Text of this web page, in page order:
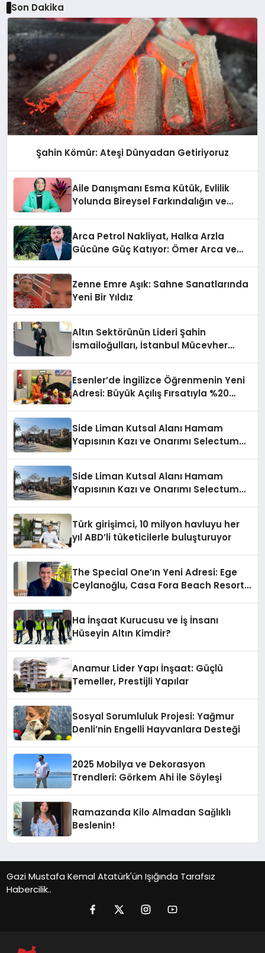
Son Dakika
Şahin Kömür: Ateşi Dünyadan Getiriyoruz
Aile Danışmanı Esma Kütük, Evlilik
Yolunda Bireysel Farkındalığın ve
Arca Petrol Nakliyat, Halka Arzla
Gücüne Güç Katıyor: Ömer Arca ve
Zenne Emre Aşık: Sahne Sanatlarında
Yeni Bir Yıldız
Altın Sektörünün Lideri Şahin
İsmailoğulları, İstanbul Mücevher
Esenler’de İngilizce Öğrenmenin Yeni
Adresi: Büyük Açılış Fırsatıyla %20
Side Liman Kutsal Alanı Hamam
Yapısının Kazı ve Onarımı Selectum
Side Liman Kutsal Alanı Hamam
Yapısının Kazı ve Onarımı Selectum
Türk girişimci, 10 milyon havluyu her
yıl ABD’li tüketicilerle buluşturuyor
The Special One’ın Yeni Adresi: Ege
Ceylanoğlu, Casa Fora Beach Resort
Ha İnşaat Kurucusu ve İş İnsanı
Hüseyin Altın Kimdir?
Anamur Lider Yapı İnşaat: Güçlü
Temeller, Prestijli Yapılar
Sosyal Sorumluluk Projesi: Yağmur
Denli’nin Engelli Hayvanlara Desteği
2025 Mobilya ve Dekorasyon
Trendleri: Görkem Ahi ile Söyleşi
Ramazanda Kilo Almadan Sağlıklı
Beslenin!
Gazi Mustafa Kemal Atatürk'ün Işığında Tarafsız
Habercilik..